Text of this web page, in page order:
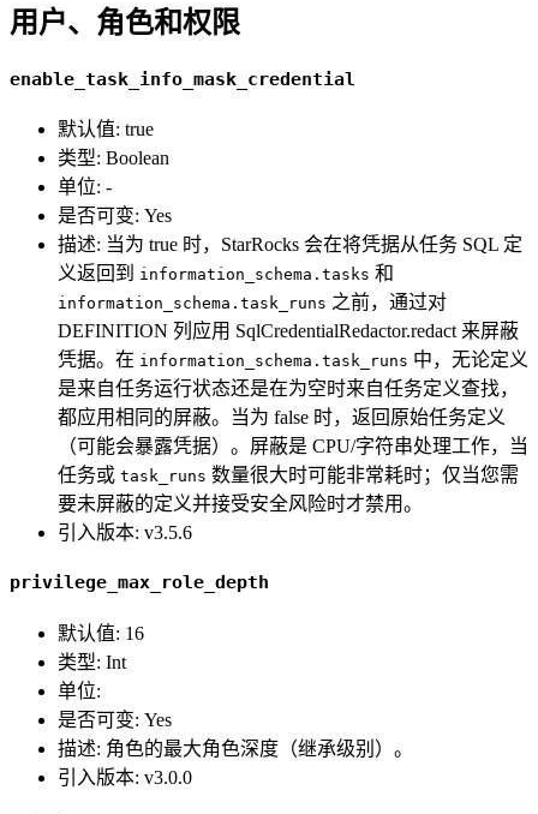
用户、角色和权限
enable_task_info_mask_credential
默认值: true
类型: Boolean
单位: -
是否可变: Yes
描述: 当为 true 时，StarRocks 会在将凭据从任务 SQL 定
义返回到 information_schema.tasks 和
information_schema.task_runs 之前，通过对
DEFINITION 列应用 SqlCredentialRedactor.redact 来屏蔽
凭据。在 information_schema.task_runs 中，无论定义
是来自任务运行状态还是在为空时来自任务定义查找，
都应用相同的屏蔽。当为 false 时，返回原始任务定义
（可能会暴露凭据）。屏蔽是 CPU/字符串处理工作，当
任务或 task_runs 数量很大时可能非常耗时；仅当您需
要未屏蔽的定义并接受安全风险时才禁用。
引入版本: v3.5.6
privilege_max_role_depth
默认值: 16
类型: Int
单位:
是否可变: Yes
描述: 角色的最大角色深度（继承级别）。
引入版本: v3.0.0